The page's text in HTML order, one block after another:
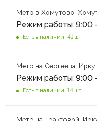
Метр в Хомутово,
Режим работы: 9:00
Есть в наличии: 41 шт
Метр на Сергеева,
Режим работы: 9:00
Есть в наличии: 14 шт
Метр на Трактовой,